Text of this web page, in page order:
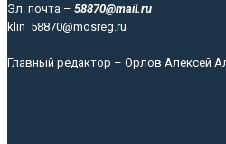
Эл. почта – 58870@mail.ru
klin_58870@mosreg.ru
Главный редактор – Орлов Алексей